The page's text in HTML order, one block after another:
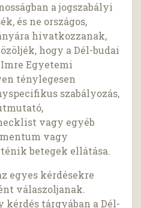
a jogszabályi
és ne országos,
hivatkozzanak,
hogy a Dél-budai
Egyetemi
ténylegesen
szabályozás,
vagy egyéb
vagy
betegek ellátása.
egyes kérdésekre
válaszoljanak.
tárgyában a Dél-